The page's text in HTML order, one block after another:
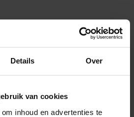
Details Over
van cookies
inhoud en advertenties te